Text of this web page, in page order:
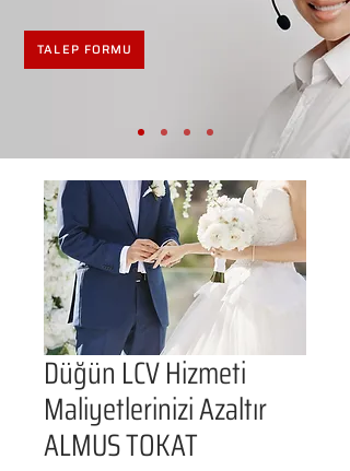
TALEP FORMU
Düğün LCV Hizmeti
Maliyetlerinizi Azaltır
ALMUS TOKAT